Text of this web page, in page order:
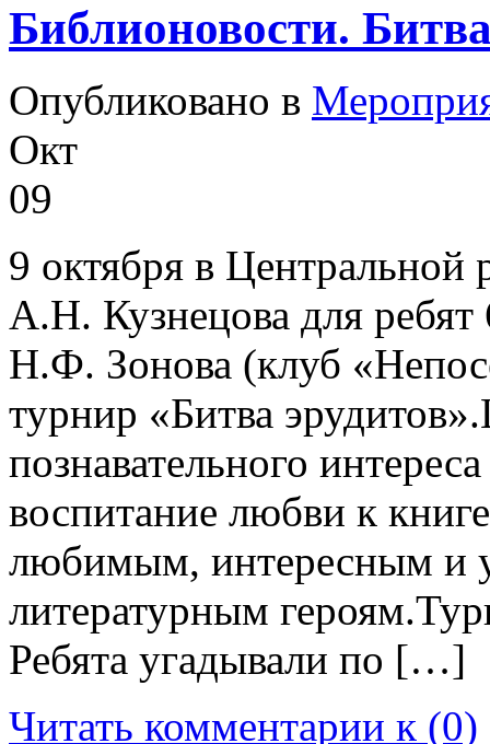
Библионовости.
Опубликовано в
Окт
09
9 октября в Центральной
А.Н. Кузнецова для
Н.Ф. Зонова (клуб
турнир «Битва
познавательного
воспитание любви к
любимым, интересным и
литературным
Ребята угадывали по […]
Читать комментарии к (0)